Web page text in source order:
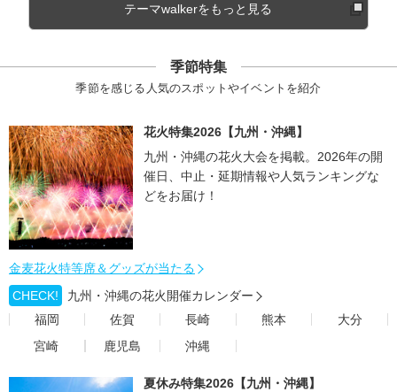
テーマwalkerをもっと見る
季節特集
季節を感じる人気のスポットやイベントを紹介
花火特集2026【九州・沖縄】
九州・沖縄の花火大会を掲載。2026年の開
催日、中止・延期情報や人気ランキングな
どをお届け！
金麦花火特等席＆グッズが当たる
CHECK!
九州・沖縄の花火開催カレンダー
福岡
佐賀 長崎 熊本
大分
宮崎
鹿児島 沖縄
夏休み特集2026【九州・沖縄】